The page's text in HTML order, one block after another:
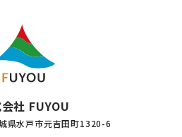
社 FUYOU
県水戸市元吉田町1320-6